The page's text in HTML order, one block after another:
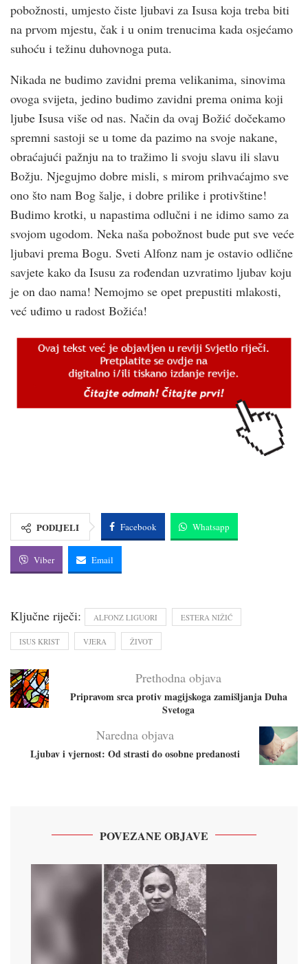
pobožnosti, umjesto čiste ljubavi za Isusa koja treba biti
na prvom mjestu, čak i u onim trenucima kada osjećamo
suhoću i težinu duhovnoga puta.
Nikada ne budimo zavidni prema velikanima, sinovima
ovoga svijeta, jedino budimo zavidni prema onima koji
ljube Isusa više od nas. Način da ovaj Božić dočekamo
spremni sastoji se u tome da pazimo na svoje nakane,
obraćajući pažnju na to tražimo li svoju slavu ili slavu
Božju. Njegujmo dobre misli, s mirom prihvaćajmo sve
ono što nam Bog šalje, i dobre prilike i protivštine!
Budimo krotki, u napastima odlučni i ne idimo samo za
svojom ugodom. Neka naša pobožnost bude put sve veće
ljubavi prema Bogu. Sveti Alfonz nam je ostavio odlične
savjete kako da Isusu za rođendan uzvratimo ljubav koju
je on dao nama! Nemojmo se opet prepustiti mlakosti,
već uđimo u radost Božića!
PODIJELI Facebook Whatsapp
Viber Email
Ključne riječi: ALFONZ LIGUORI ESTERA NIŽIĆ
ISUS KRIST VJERA ŽIVOT
Prethodna objava
Pripravom srca protiv magijskoga zamišljanja Duha
Svetoga
Naredna objava
Ljubav i vjernost: Od strasti do osobne predanosti
POVEZANE OBJAVE